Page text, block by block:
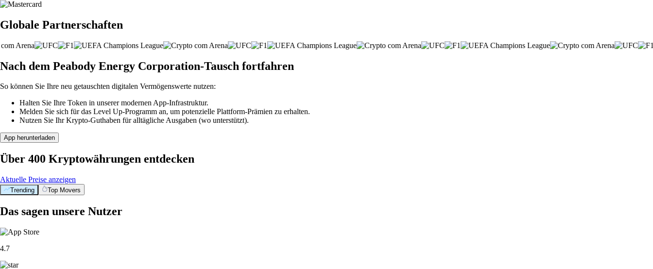
Globale Partnerschaften
Nach dem Peabody Energy Corporation-Tausch fortfahren
So können Sie Ihre neu getauschten digitalen Vermögenswerte nutzen:
Halten Sie Ihre Token in unserer modernen App-Infrastruktur.
Melden Sie sich für das Level Up-Programm an, um potenzielle Plattform-Prämien zu erhalten.
Nutzen Sie Ihr Krypto-Guthaben für alltägliche Ausgaben (wo unterstützt).
App herunterladen
Über 400 Kryptowährungen entdecken
Aktuelle Preise anzeigen
Trending Top Movers
Das sagen unsere Nutzer
4.7